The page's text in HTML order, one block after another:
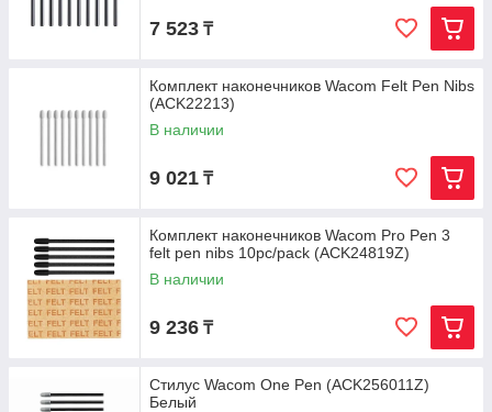
7 523 ₸
Комплект наконечников Wacom Felt Pen Nibs
(ACK22213)
В наличии
9 021 ₸
Комплект наконечников Wacom Pro Pen 3
felt pen nibs 10pc/pack (ACK24819Z)
В наличии
9 236 ₸
Стилус Wacom One Pen (ACK256011Z)
Белый